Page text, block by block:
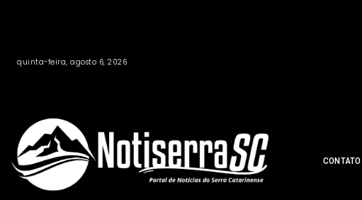
quinta-feira, agosto 6, 2026
CONTATO